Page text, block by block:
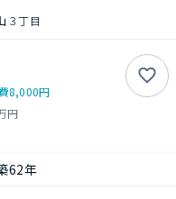
３丁目
8,000円
円
62年